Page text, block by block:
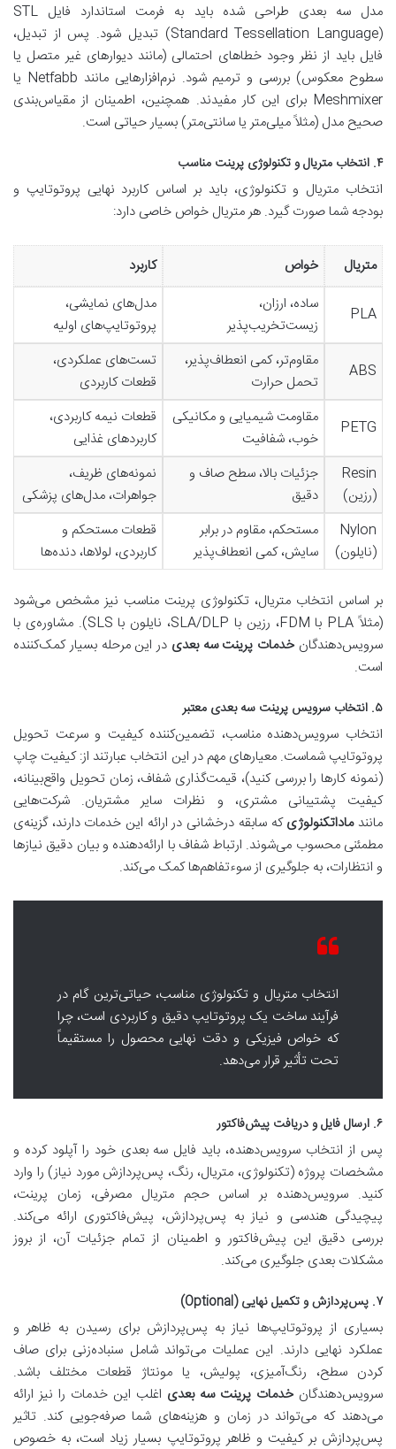
مدل سه بعدی طراحی شده باید به فرمت استاندارد فایل STL
(Standard Tessellation Language) تبدیل شود. پس از تبدیل،
فایل باید از نظر وجود خطاهای احتمالی (مانند دیوارهای غیر متصل یا
سطوح معکوس) بررسی و ترمیم شود. نرم‌افزارهایی مانند Netfabb یا
Meshmixer برای این کار مفیدند. همچنین، اطمینان از مقیاس‌بندی
صحیح مدل (مثلاً میلی‌متر یا سانتی‌متر) بسیار حیاتی است.
۴. انتخاب متریال و تکنولوژی پرینت مناسب
انتخاب متریال و تکنولوژی، باید بر اساس کاربرد نهایی پروتوتایپ و
بودجه شما صورت گیرد. هر متریال خواص خاصی دارد:
متریال خواص کاربرد
PLA
ساده، ارزان،
زیست‌تخریب‌پذیر
مدل‌های نمایشی،
پروتوتایپ‌های اولیه
ABS
مقاوم‌تر، کمی انعطاف‌پذیر،
تحمل حرارت
تست‌های عملکردی،
قطعات کاربردی
PETG
مقاومت شیمیایی و مکانیکی
خوب، شفافیت
قطعات نیمه کاربردی،
کاربردهای غذایی
Resin
(رزین)
جزئیات بالا، سطح صاف و
دقیق
نمونه‌های ظریف،
جواهرات، مدل‌های پزشکی
Nylon
(نایلون)
مستحکم، مقاوم در برابر
سایش، کمی انعطاف‌پذیر
قطعات مستحکم و
کاربردی، لولاها، دنده‌ها
بر اساس انتخاب متریال، تکنولوژی پرینت مناسب نیز مشخص می‌شود
(مثلاً PLA با FDM، رزین با SLA/DLP، نایلون با SLS). مشاوره‌ی با
سرویس‌دهندگان خدمات پرینت سه بعدی در این مرحله بسیار کمک‌کننده
است.
۵. انتخاب سرویس پرینت سه بعدی معتبر
انتخاب سرویس‌دهنده مناسب، تضمین‌کننده کیفیت و سرعت تحویل
پروتوتایپ شماست. معیارهای مهم در این انتخاب عبارتند از: کیفیت چاپ
(نمونه کارها را بررسی کنید)، قیمت‌گذاری شفاف، زمان تحویل واقع‌بینانه،
کیفیت پشتیبانی مشتری، و نظرات سایر مشتریان. شرکت‌هایی
مانندماداتکنولوژی که سابقه درخشانی در ارائه این خدمات دارند، گزینه‌ی
مطمئنی محسوب می‌شوند. ارتباط شفاف با ارائه‌دهنده و بیان دقیق نیازها
و انتظارات، به جلوگیری از سوءتفاهم‌ها کمک می‌کند.
انتخاب متریال و تکنولوژی مناسب، حیاتی‌ترین گام در
فرآیند ساخت یک پروتوتایپ دقیق و کاربردی است، چرا
که خواص فیزیکی و دقت نهایی محصول را مستقیماً
تحت تأثیر قرار می‌دهد.
۶. ارسال فایل و دریافت پیش‌فاکتور
پس از انتخاب سرویس‌دهنده، باید فایل سه بعدی خود را آپلود کرده و
مشخصات پروژه (تکنولوژی، متریال، رنگ، پس‌پردازش مورد نیاز) را وارد
کنید. سرویس‌دهنده بر اساس حجم متریال مصرفی، زمان پرینت،
پیچیدگی هندسی و نیاز به پس‌پردازش، پیش‌فاکتوری ارائه می‌کند.
بررسی دقیق این پیش‌فاکتور و اطمینان از تمام جزئیات آن، از بروز
مشکلات بعدی جلوگیری می‌کند.
۷. پس‌پردازش و تکمیل نهایی (Optional)
بسیاری از پروتوتایپ‌ها نیاز به پس‌پردازش برای رسیدن به ظاهر و
عملکرد نهایی دارند. این عملیات می‌تواند شامل سنباده‌زنی برای صاف
کردن سطح، رنگ‌آمیزی، پولیش، یا مونتاژ قطعات مختلف باشد.
سرویس‌دهندگان خدمات پرینت سه بعدی اغلب این خدمات را نیز ارائه
می‌دهند که می‌تواند در زمان و هزینه‌های شما صرفه‌جویی کند. تاثیر
پس‌پردازش بر کیفیت و ظاهر پروتوتایپ بسیار زیاد است، به خصوص